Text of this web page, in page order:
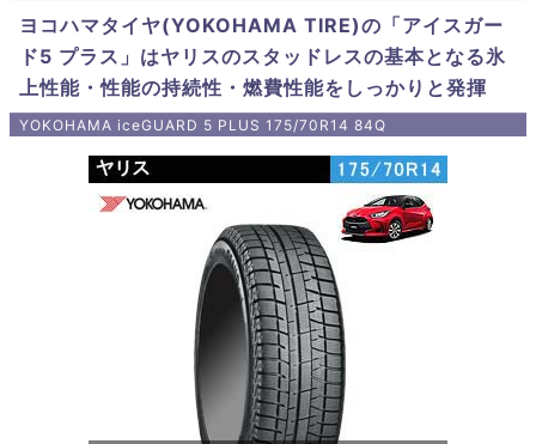
ヨコハマタイヤ(YOKOHAMA TIRE)の「アイスガー
ド5 プラス」はヤリスのスタッドレスの基本となる氷
上性能・性能の持続性・燃費性能をしっかりと発揮
YOKOHAMA iceGUARD 5 PLUS 175/70R14 84Q